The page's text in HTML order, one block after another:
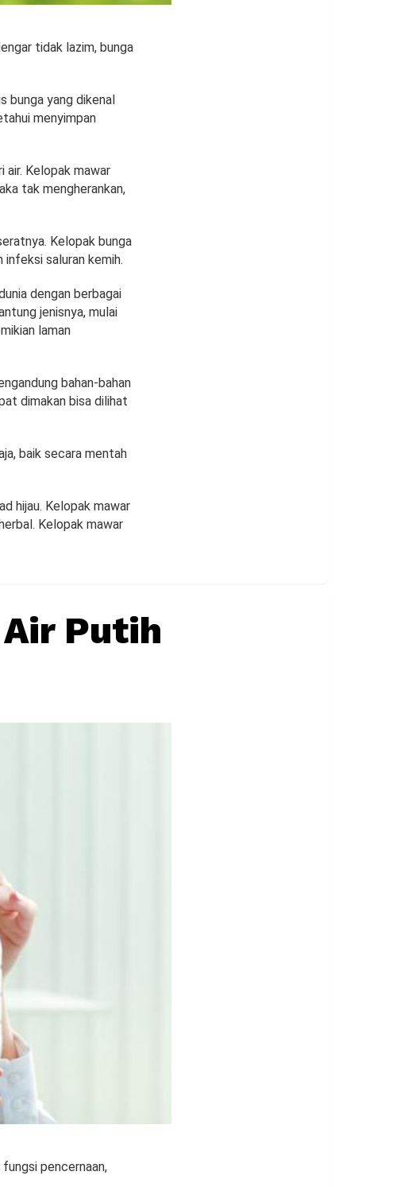
tidak lazim, bunga
bunga yang dikenal
menyimpan
air. Kelopak mawar
tak mengherankan,
Kelopak bunga
saluran kemih.
dengan berbagai
jenisnya, mulai
laman
bahan-bahan
dimakan bisa dilihat
baik secara mentah
hijau. Kelopak mawar
Kelopak mawar
Putih
pencernaan,